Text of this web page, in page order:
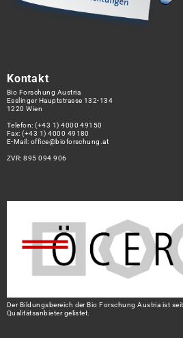
Kontakt
Bio Forschung Austria
Esslinger Hauptstrasse 132-134
1220 Wien
Telefon:(+43 1) 4000 49150
Fax: (+43 1) 4000 49180
E-Mail: office@bioforschung.at
ZVR: 895 094 906
Der Bildungsbereich der Bio Forschung Austria ist
Qualitätsanbieter gelistet.